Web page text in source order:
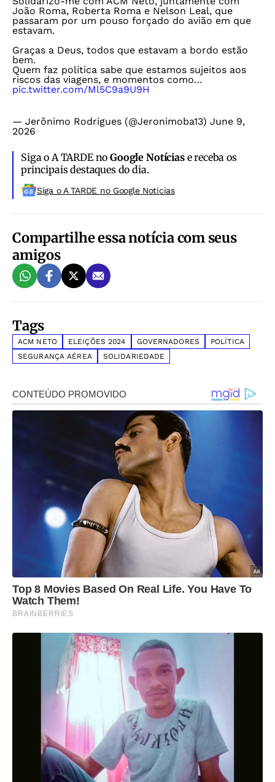
João Roma, Roberta Roma e Nelson Leal, que
passaram por um pouso forçado do avião em que
estavam.
Graças a Deus, todos que estavam a bordo estão
bem.
Quem faz política sabe que estamos sujeitos aos
riscos das viagens, e momentos como…
pic.twitter.com/Ml5C9a9U9H
— Jerônimo Rodrigues (@Jeronimoba13) June 9,
2026
Siga o A TARDE noGoogle Notíciase receba os
principais destaques do dia.
Siga o A TARDE no Google Noticias
Compartilhe essa notícia com seus
amigos
Tags
ACM NETO ELEIÇÕES 2024 GOVERNADORES
POLÍTICA
SEGURANÇA AÉREA
SOLIDARIEDADE